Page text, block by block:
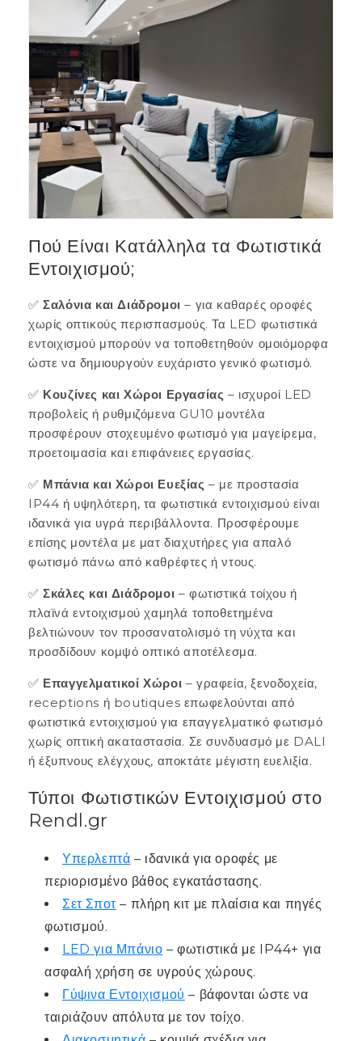
Πού Είναι Κατάλληλα τα Φωτιστικά
Εντοιχισμού;
✅Σαλόνια και Διάδρομοι – για καθαρές οροφές
χωρίς οπτικούς περισπασμούς. Τα LED φωτιστικά
εντοιχισμού μπορούν να τοποθετηθούν ομοιόμορφα
ώστε να δημιουργούν ευχάριστο γενικό φωτισμό.
✅ Κουζίνες και Χώροι Εργασίας – ισχυροί LED
προβολείς ή ρυθμιζόμενα GU10 μοντέλα
προσφέρουν στοχευμένο φωτισμό για μαγείρεμα,
προετοιμασία και επιφάνειες εργασίας.
✅ Μπάνια και Χώροι Ευεξίας – με προστασία
IP44 ή υψηλότερη, τα φωτιστικά εντοιχισμού είναι
ιδανικά για υγρά περιβάλλοντα. Προσφέρουμε
επίσης μοντέλα με ματ διαχυτήρες για απαλό
φωτισμό πάνω από καθρέφτες ή ντους.
✅Σκάλες και Διάδρομοι – φωτιστικά τοίχου ή
πλαϊνά εντοιχισμού χαμηλά τοποθετημένα
βελτιώνουν τον προσανατολισμό τη νύχτα και
προσδίδουν κομψό οπτικό αποτέλεσμα.
✅ Επαγγελματικοί Χώροι – γραφεία, ξενοδοχεία,
receptions ή boutiques επωφελούνται από
φωτιστικά εντοιχισμού για επαγγελματικό φωτισμό
χωρίς οπτική ακαταστασία. Σε συνδυασμό με DALI
ή έξυπνους ελέγχους, αποκτάτε μέγιστη ευελιξία.
Τύποι Φωτιστικών Εντοιχισμού στο
Rendl.gr
Υπερλεπτά – ιδανικά για οροφές με
περιορισμένο βάθος εγκατάστασης.
Σετ Σποτ– πλήρη κιτ με πλαίσια και πηγές
φωτισμού.
LED για Μπάνιο – φωτιστικά με IP44+ για
ασφαλή χρήση σε υγρούς χώρους.
Γύψινα Εντοιχισμού – βάφονται ώστε να
ταιριάζουν απόλυτα με τον τοίχο.